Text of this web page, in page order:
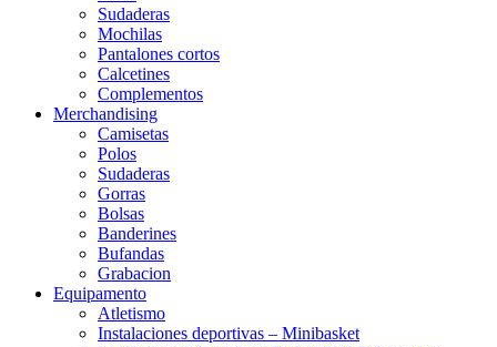
Sudaderas
Mochilas
Pantalones cortos
Calcetines
Complementos
Merchandising
Camisetas
Polos
Sudaderas
Gorras
Bolsas
Banderines
Bufandas
Grabacion
Equipamento
Atletismo
Instalaciones deportivas – Minibasket